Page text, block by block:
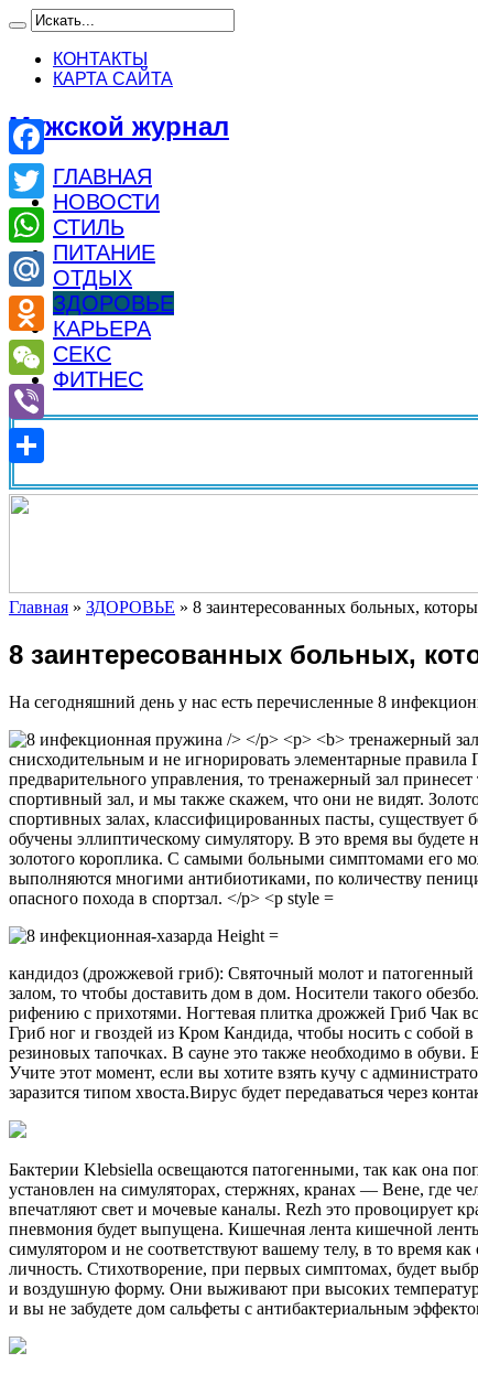
КОНТАКТЫ
КАРТА САЙТА
Мужской журнал
ГЛАВНАЯ
НОВОСТИ
СТИЛЬ
ПИТАНИЕ
ОТДЫХ
ЗДОРОВЬЕ
КАРЬЕРА
СЕКС
ФИТНЕС
Главная » ЗДОРОВЬЕ » 8 заинтересованных больных,
8 заинтересованных больных,
На сегодняшний день у нас есть перечисленные 8
кандидоз (дрожжевой гриб): Святочный молот и
залом, то чтобы доставить дом в дом. Носители такого
рифению с прихотями. Ногтевая плитка дрожжей Гриб Чак
Гриб ног и гвоздей из Кром Кандида, чтобы носить с собой
резиновых тапочках. В сауне это также необходимо в
Учите этот момент, если вы хотите взять кучу с
заразится типом хвоста.Вирус будет передаваться через
Бактерии Klebsiella освещаются патогенными, так как она
установлен на симуляторах, стержнях, кранах — Вене, где
впечатляют свет и мочевые каналы. Rezh это провоцирует
пневмония будет выпущена. Кишечная лента кишечной
симулятором и не соответствуют вашему телу, в то время
личность. Стихотворение, при первых симптомах, будет
и воздушную форму. Они выживают при высоких
и вы не забудете дом сальфеты с антибактериальным
Facebook
Twitter
WhatsApp
Mail.Ru
Odnoklassniki
WeChat
Viber
Отправить